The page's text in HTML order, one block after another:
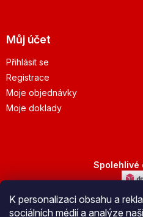
K personalizaci obsahu a
sociálních médií a analýze
Můj účet
Přihlásit se
Registrace
Moje objednávky
Moje doklady
Spolehlivé